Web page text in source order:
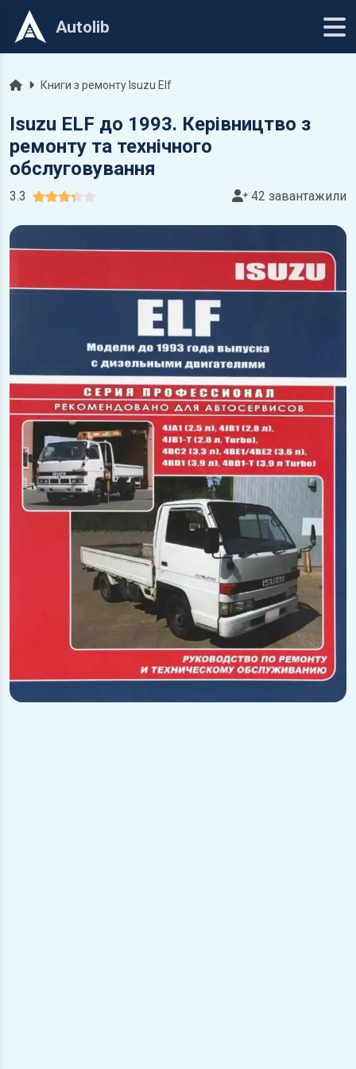
Autolib
ГоловнаКниги з ремонту Isuzu Elf
Isuzu ELF до 1993. Керівництво з
ремонту та технічного
обслуговування
3.3 42 завантажили